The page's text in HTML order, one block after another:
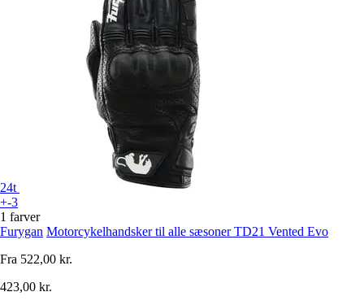
24t
+-3
1 farver
Furygan Motorcykelhandsker til alle sæsoner TD21 Vented Evo
Fra 522,00 kr.
423,00 kr.